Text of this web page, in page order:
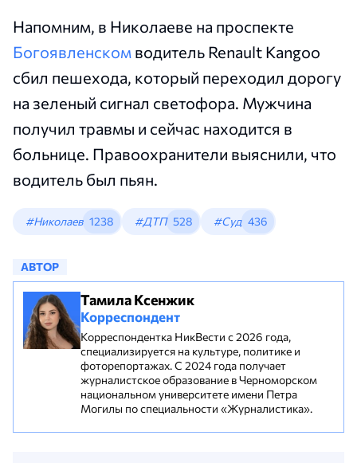
Напомним, в Николаеве на проспекте
Богоявленском водитель Renault Kangoo
сбил пешехода, который переходил дорогу
на зеленый сигнал светофора. Мужчина
получил травмы и сейчас находится в
больнице. Правоохранители выяснили, что
водитель был пьян.
#Николаев 1238 #ДТП 528 #Суд 436
АВТОР
Тамила Ксенжик
Корреспондент
Корреспондентка НикВести с 2026 года,
специализируется на культуре, политике и
фоторепортажах. С 2024 года получает
журналистское образование в Черноморском
национальном университете имени Петра
Могилы по специальности «Журналистика».